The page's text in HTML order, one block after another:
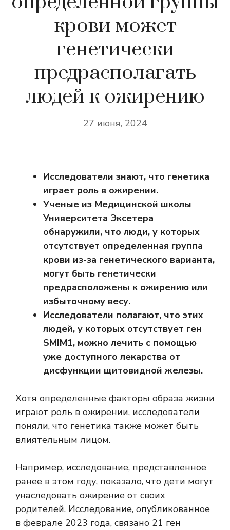
крови может
генетически
предрасполагать
людей к ожирению
27 июня, 2024
Исследователи знают, что генетика
играет роль в ожирении.
Ученые из Медицинской школы
Университета Эксетера
обнаружили, что люди, у которых
отсутствует определенная группа
крови из-за генетического варианта,
могут быть генетически
предрасположены к ожирению или
избыточному весу.
Исследователи полагают, что этих
людей, у которых отсутствует ген
SMIM1, можно лечить с помощью
уже доступного лекарства от
дисфункции щитовидной железы.
Хотя определенные факторы образа жизни
играют роль в ожирении, исследователи
поняли, что генетика также может быть
влиятельным лицом.
Например, исследование, представленное
ранее в этом году, показало, что дети могут
унаследовать ожирение от своих
родителей. Исследование, опубликованное
в феврале 2023 года, связано 21 ген